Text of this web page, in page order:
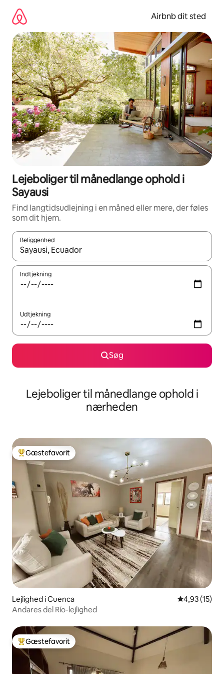
videre
indhold
Airbnb dit sted
Lejeboliger til månedlange ophold i
Sayausi
Find langtidsudlejning i en måned eller mere, der føles
som dit hjem.
Beliggenhed
Når resultaterne er tilgængelige, skal du navigere med
Indtjekning
Udtjekning
Søg
Lejeboliger til månedlange ophold i
nærheden
Bedste gæstefavorit
Gæstefavorit
Lejlighed i Cuenca 4,93 ud af 5
4,93 (15)
Andares del Río-lejlighed
Bedste gæstefavorit
Gæstefavorit